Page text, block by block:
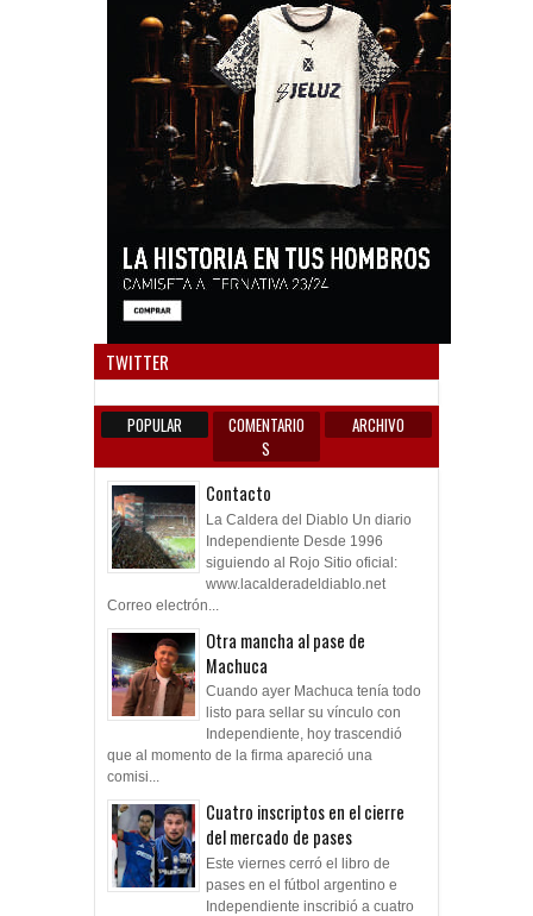
TWITTER
POPULAR
COMENTARIO
S
ARCHIVO
Contacto
La Caldera del Diablo Un diario
Independiente Desde 1996
siguiendo al Rojo Sitio oficial:
www.lacalderadeldiablo.net
Correo electrón...
Otra mancha al pase de
Machuca
Cuando ayer Machuca tenía todo
listo para sellar su vínculo con
Independiente, hoy trascendió
que al momento de la firma apareció una
comisi...
Cuatro inscriptos en el cierre
del mercado de pases
Este viernes cerró el libro de
pases en el fútbol argentino e
Independiente inscribió a cuatro